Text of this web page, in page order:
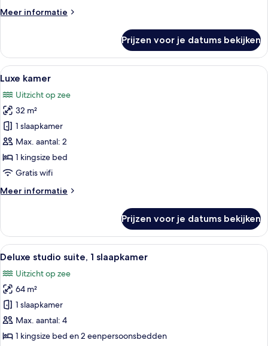
laden
Meer informatie
Meer
Bedroom
Beachfront
Villa
Pool
Prijzen voor je datums bekijken
Alle
foto's
voor
Luxe
kamer
laden
Een hotelkamer met een bed, een
5
Luxe kamer
Uitzicht op zee
32 m²
1 slaapkamer
Max. aantal: 2
1 kingsize bed
Gratis wifi
Meer informatie
Meer
kamer
Prijzen voor je datums bekijken
Alle
foto's
voor
Deluxe
studio
suite,
1
Een moderne hotelkamer met
7
Deluxe studio suite, 1 slaapkamer
Uitzicht op zee
64 m²
1 slaapkamer
Max. aantal: 4
1 kingsize bed en 2 eenpersoonsbedden